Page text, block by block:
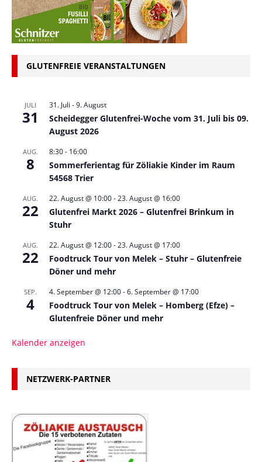
GLUTENFREIE VERANSTALTUNGEN
JULI
31
31. Juli -9. August
Scheidegger Glutenfrei-Woche vom 31. Juli bis 09.
August 2026
AUG.
8
8:30- 16:00
Sommerferientag für Zöliakie Kinder im Raum
54568 Trier
AUG.
22
22. August @ 10:00-23. August @ 16:00
Glutenfrei Markt 2026 – Glutenfrei Brinkum in
Stuhr
AUG.
22
22. August @ 12:00-23. August @ 17:00
Foodtruck Tour von Melek – Stuhr – Glutenfreie
Döner und mehr
SEP.
4
4. September @ 12:00-6. September @ 17:00
Foodtruck Tour von Melek – Homberg (Efze) –
Glutenfreie Döner und mehr
Kalender anzeigen
NETZWERK-PARTNER